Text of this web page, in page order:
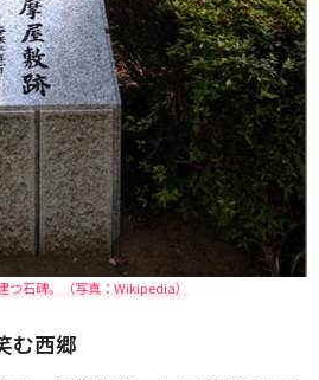
つ石碑。（写真：Wikipedia）
む西郷